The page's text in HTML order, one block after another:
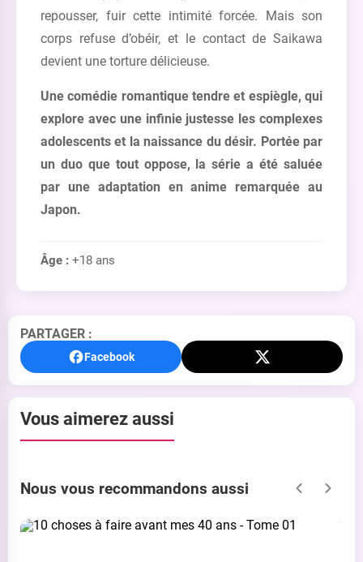
repousser, fuir cette intimité forcée. Mais son
corps refuse d’obéir, et le contact de Saikawa
devient une torture délicieuse.
Une comédie romantique tendre et espiègle, qui
explore avec une infinie justesse les complexes
adolescents et la naissance du désir. Portée par
un duo que tout oppose, la série a été saluée
par une adaptation en anime remarquée au
Japon.
Âge : +18 ans
PARTAGER :
Facebook
Vous aimerez aussi
Nous vous recommandons aussi